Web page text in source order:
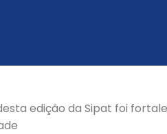
edição da Sipat foi